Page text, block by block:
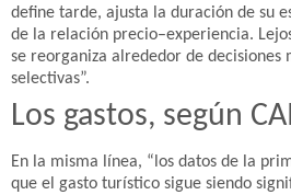
define tarde, ajusta la duración de su
de la relación precio–experiencia.
se reorganiza alrededor de decisiones
selectivas”.
Los gastos, según
En la misma línea, “los datos de la
que el gasto turístico sigue siendo